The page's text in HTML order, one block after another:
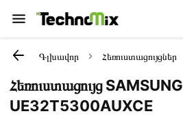
Գլխավոր Հեռուստացույցներ
Հեռուստացույց SAMSUNG
UE32T5300AUXCE